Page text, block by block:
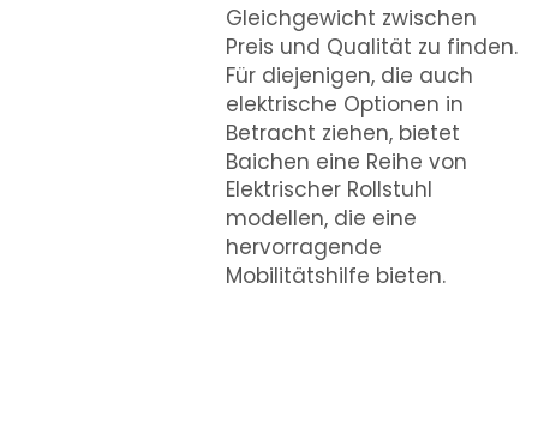
Gleichgewicht zwischen
Preis und Qualität zu finden.
Für diejenigen, die auch
elektrische Optionen in
Betracht ziehen, bietet
Baichen eine Reihe von
Elektrischer Rollstuhl
modellen, die eine
hervorragende
Mobilitätshilfe bieten.